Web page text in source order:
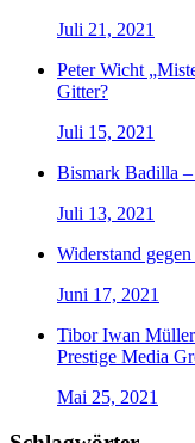
Juli 21, 2021
Peter Wicht
Gitter?
Juli 15, 2021
Bismark Badilla
Juli 13, 2021
Widerstand
Juni 17, 2021
Tibor Iwan
Prestige Media
Mai 25, 2021